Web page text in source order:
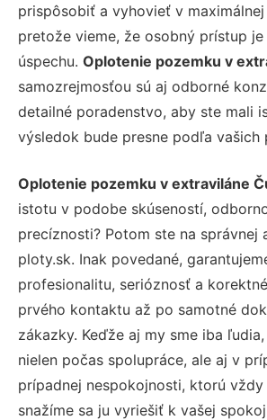
prispôsobiť a vyhovieť v
pretože vieme, že osobný prístup
úspechu. Oplotenie pozemku v
samozrejmosťou sú aj odborné
detailné poradenstvo, aby ste mali
výsledok bude presne podľa vašich
Oplotenie pozemku v extraviláne
istotu v podobe skúseností,
precíznosti? Potom ste na správnej
ploty.sk. Inak povedané,
profesionalitu, serióznosť a
prvého kontaktu až po samotné
zákazky. Keďže aj my sme iba
nielen počas spolupráce, ale aj v
prípadnej nespokojnosti, ktorú vždy
snažíme sa ju vyriešiť k vašej